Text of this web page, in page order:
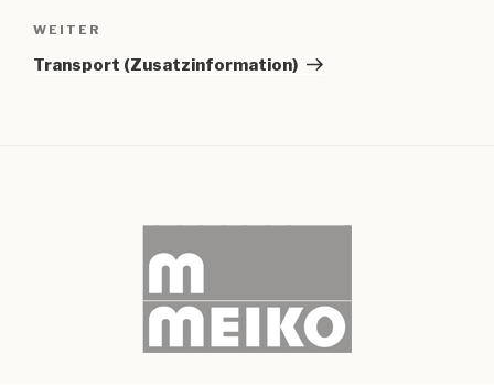
Nächster
Beitrag
WEITER
Transport (Zusatzinformation)